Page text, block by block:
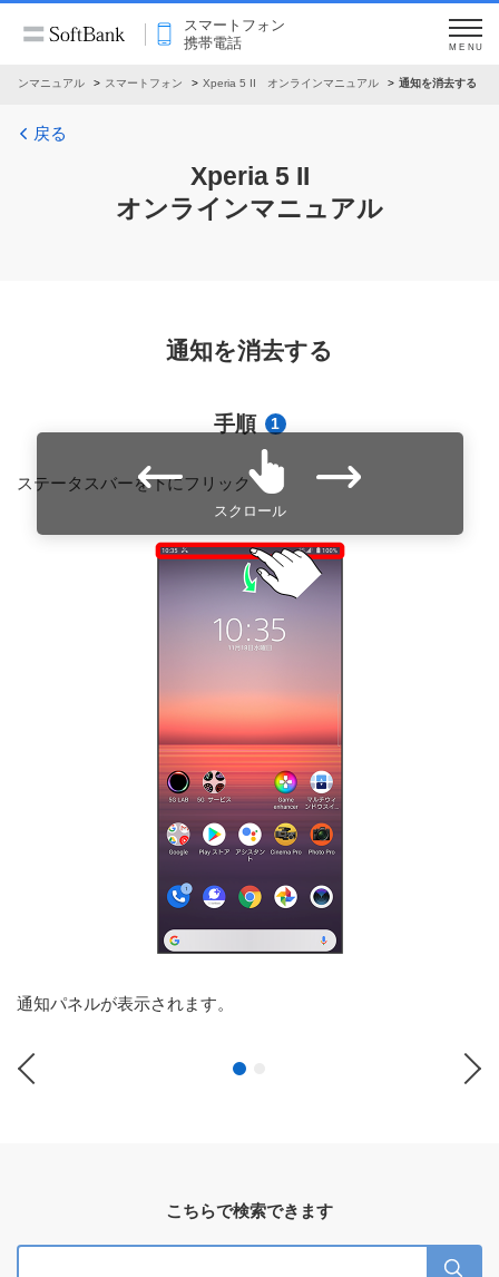
スマートフォン
携帯電話
MENU
インマニュアル スマートフォン Xperia 5 II オンラインマニュアル 通知を消去する
戻る
Xperia 5 II
オンラインマニュアル
通知を消去する
手順 1
ステータスバーを下にフリック
通知パネルが表示されます。
スクロール
こちらで検索できます